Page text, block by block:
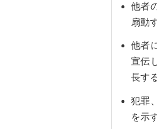
他者
扇動
他者
宣伝
長す
犯罪
を示